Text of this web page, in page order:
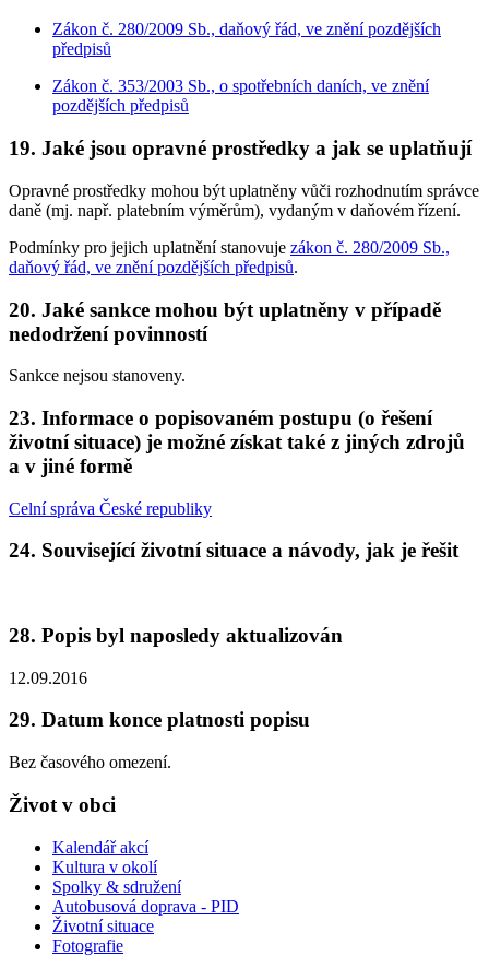
Zákon č. 280/2009 Sb., daňový řád, ve znění pozdějších
předpisů
Zákon č. 353/2003 Sb., o spotřebních daních, ve znění
pozdějších předpisů
19. Jaké jsou opravné prostředky a jak se uplatňují
Opravné prostředky mohou být uplatněny vůči rozhodnutím správce
daně (mj. např. platebním výměrům), vydaným v daňovém řízení.
Podmínky pro jejich uplatnění stanovuje zákon č. 280/2009 Sb.,
daňový řád, ve znění pozdějších předpisů.
20. Jaké sankce mohou být uplatněny v případě
nedodržení povinností
Sankce nejsou stanoveny.
23. Informace o popisovaném postupu (o řešení
životní situace) je možné získat také z jiných zdrojů
a v jiné formě
Celní správa České republiky
24. Související životní situace a návody, jak je řešit
28. Popis byl naposledy aktualizován
12.09.2016
29. Datum konce platnosti popisu
Bez časového omezení.
Život v obci
Kalendář akcí
Kultura v okolí
Spolky & sdružení
Autobusová doprava - PID
Životní situace
Fotografie